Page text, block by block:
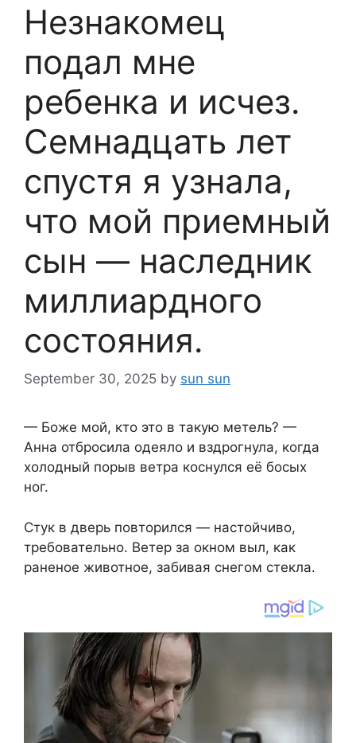
Незнакомец
подал мне
ребенка и исчез.
Семнадцать лет
спустя я узнала,
что мой приемный
сын — наследник
миллиардного
состояния.
September 30, 2025 by sun sun
— Боже мой, кто это в такую метель? —
Анна отбросила одеяло и вздрогнула, когда
холодный порыв ветра коснулся её босых
ног.
Стук в дверь повторился — настойчиво,
требовательно. Ветер за окном выл, как
раненое животное, забивая снегом стекла.